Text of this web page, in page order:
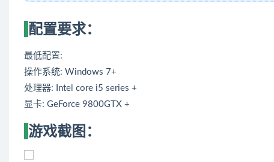
配置要求：
最低配置:
操作系统: Windows 7+
处理器: Intel core i5 series +
显卡: GeForce 9800GTX +
游戏截图：